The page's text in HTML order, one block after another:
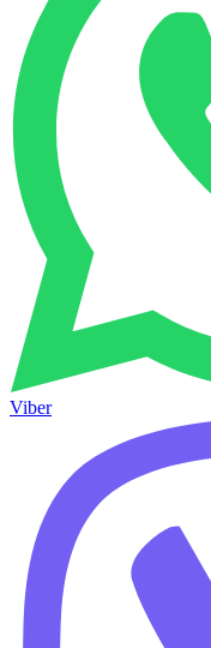
Viber